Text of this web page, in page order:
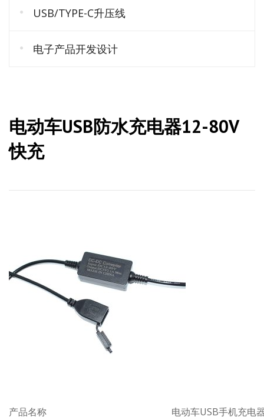
USB/TYPE-C升压线
电子产品开发设计
电动车USB防水充电器12-80V
快充
产品名称
电动车USB手机充电